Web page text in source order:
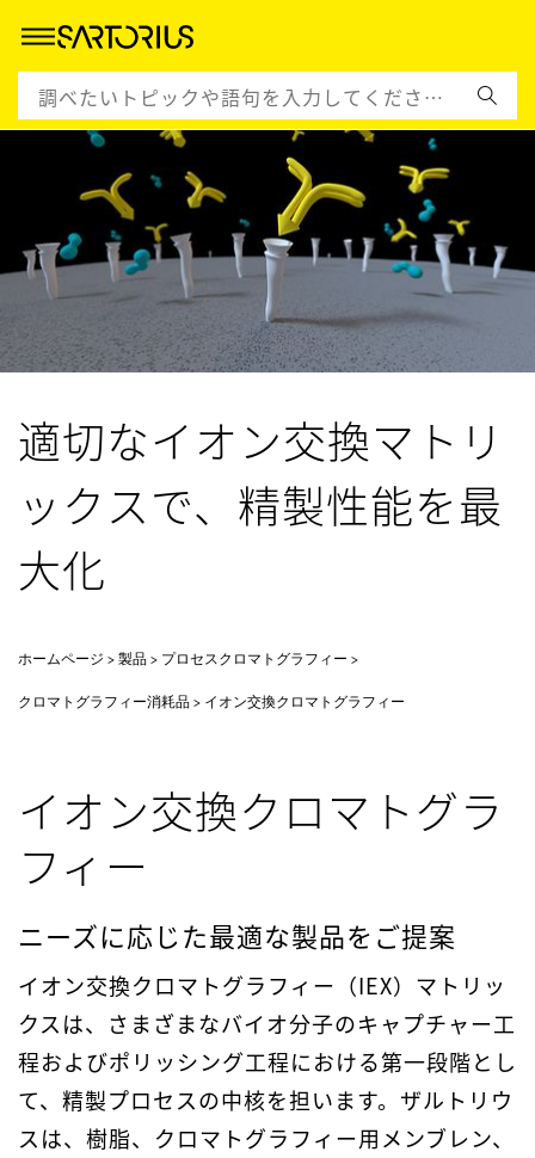
適切なイオン交換マトリ
ックスで、精製性能を最
大化
ホームページ 製品 プロセスクロマトグラフィー
クロマトグラフィー消耗品 イオン交換クロマトグラフィー
イオン交換クロマトグラ
フィー
ニーズに応じた最適な製品をご提案
イオン交換クロマトグラフィー（IEX）マトリッ
クスは、さまざまなバイオ分子のキャプチャー工
程およびポリッシング工程における第一段階とし
て、精製プロセスの中核を担います。ザルトリウ
スは、樹脂、クロマトグラフィー用メンブレン、